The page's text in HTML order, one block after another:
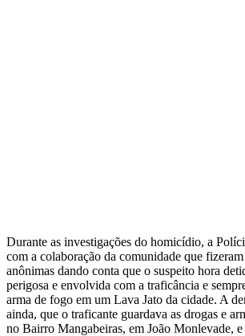
Durante as investigações do homicídio, a
com a colaboração da comunidade que
anônimas dando conta que o suspeito hora
perigosa e envolvida com a traficância e
arma de fogo em um Lava Jato da cidade. A
ainda, que o traficante guardava as drogas e
no Bairro Mangabeiras, em João Monlevade, e